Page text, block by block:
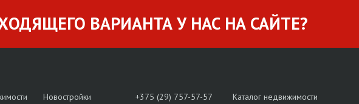
ВАРИАНТА У НАС НА САЙТЕ?
Новостройки
+375 (29) 757-57-57
Каталог недвижимости